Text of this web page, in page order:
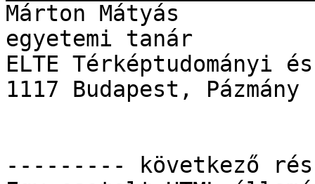
Márton Mátyás
egyetemi tanár
ELTE Térképtudományi
1117 Budapest,
--------- következő